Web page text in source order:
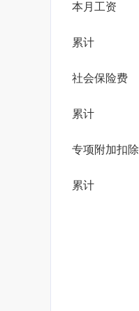
本月工资
累计
社会保险费
累计
专项附加扣除
累计